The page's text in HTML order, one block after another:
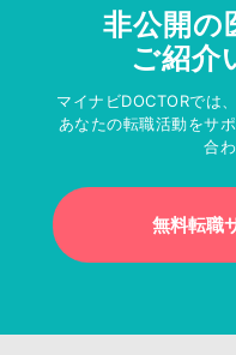
非公開の
ご紹介
マイナビDOCTORでは
あなたの転職活動をサ
合
無料転職